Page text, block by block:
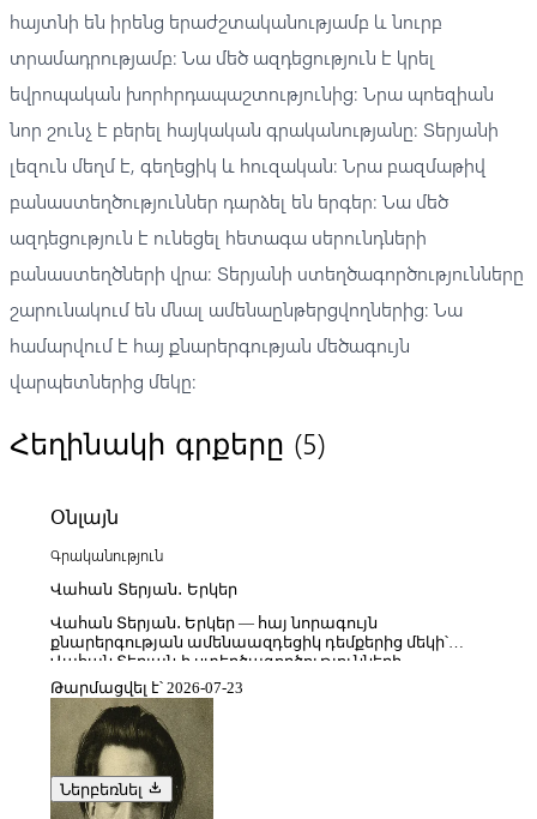
հայտնի են իրենց երաժշտականությամբ և նուրբ
տրամադրությամբ։ Նա մեծ ազդեցություն է կրել
եվրոպական խորհրդապաշտությունից։ Նրա պոեզիան
նոր շունչ է բերել հայկական գրականությանը։ Տերյանի
լեզուն մեղմ է, գեղեցիկ և հուզական։ Նրա բազմաթիվ
բանաստեղծություններ դարձել են երգեր։ Նա մեծ
ազդեցություն է ունեցել հետագա սերունդների
բանաստեղծների վրա։ Տերյանի ստեղծագործությունները
շարունակում են մնալ ամենաընթերցվողներից։ Նա
համարվում է հայ քնարերգության մեծագույն
վարպետներից մեկը։
Հեղինակի գրքերը (5)
Օնլայն
Գրականություն
Վահան Տերյան․ Երկեր
Վահան Տերյան․ Երկեր — հայ նորագույն
քնարերգության ամենաազդեցիկ դեմքերից մեկի՝
Վահան Տերյան-ի ստեղծագործությունների
ամբողջական կամ համահավաք ժողովածուն է,
որտեղ ընդգրկված են նրա բանաստեղծությունները,
քնարական շարքերը և տարբեր տարիների գրական
գործերը, որոնք միասին ձևավորում են Տերյանի
յուրահատուկ գեղարվեստական աշխարհը։ Այս
ժողովածուն առանձնանում է խորապես
զգացմունքային, երաժշտական և խորհրդանշական
լեզվով, որտեղ գերակշռում են մելանխոլիկ
Թարմացվել է՝ 2026-07-23
Ներբեռնել download